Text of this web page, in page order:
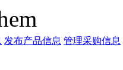
发布产品信息 管理采购信息